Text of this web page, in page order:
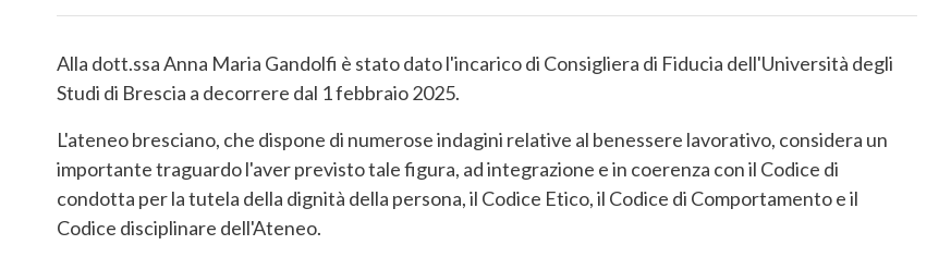
Alla dott.ssa Anna Maria Gandolfi è stato dato l'incarico di Consigliera di Fiducia dell'Università degli
Studi di Brescia a decorrere dal 1 febbraio 2025.
L'ateneo bresciano, che dispone di numerose indagini relative al benessere lavorativo, considera un
importante traguardo l'aver previsto tale figura, ad integrazione e in coerenza con il Codice di
condotta per la tutela della dignità della persona, il Codice Etico, il Codice di Comportamento e il
Codice disciplinare dell'Ateneo.